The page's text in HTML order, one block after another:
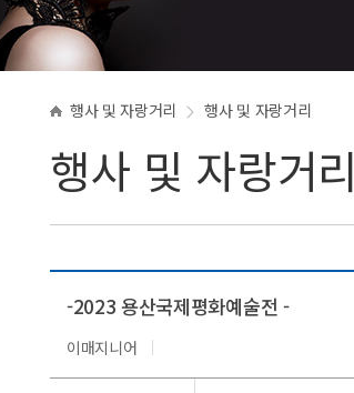
행사 및 자랑거리 행사 및 자랑거리
행사 및 자랑거리
-2023 용산국제평화예술전 -
이매지니어